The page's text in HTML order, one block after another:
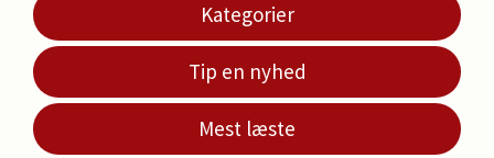
Kategorier
Tip en nyhed
Mest læste